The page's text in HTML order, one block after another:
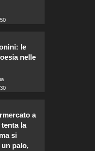
le
nelle
a
la
si
palo,